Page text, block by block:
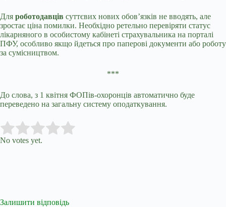
Для роботодавців суттєвих нових обов’язків не вводять, але
зростає ціна помилки. Необхідно ретельно перевіряти статус
лікарняного в особистому кабінеті страхувальника на порталі
ПФУ, особливо якщо йдеться про паперові документи або роботу
за сумісництвом.
***
До слова, з 1 квітня ФОПів-охоронців автоматично буде
переведено на загальну систему оподаткування.
Rate this item:
No votes yet.
Залишити відповідь